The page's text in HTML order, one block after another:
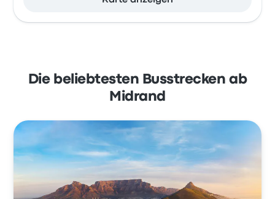
Die beliebtesten Busstrecken ab
Midrand